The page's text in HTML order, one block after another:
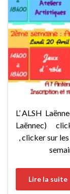
L’ ALSH
Laënnec)
, clicker sur
semaine
Lire la suite